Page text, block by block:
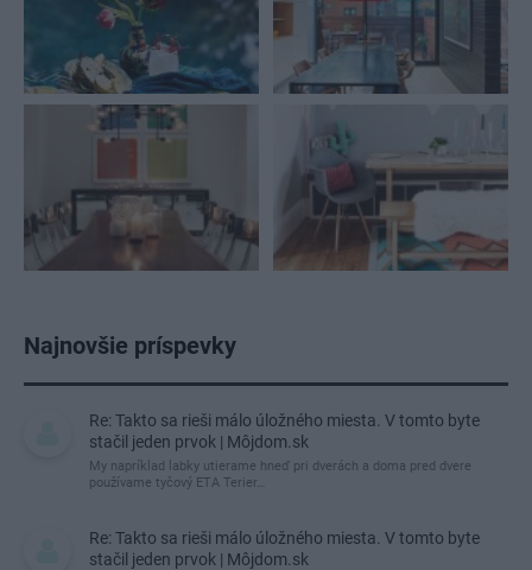
Najnovšie príspevky
Re: Takto sa rieši málo úložného miesta. V tomto byte
stačil jeden prvok | Môjdom.sk
My napríklad labky utierame hneď pri dverách a doma pred dvere
používame tyčový ETA Terier…
Re: Takto sa rieši málo úložného miesta. V tomto byte
stačil jeden prvok | Môjdom.sk